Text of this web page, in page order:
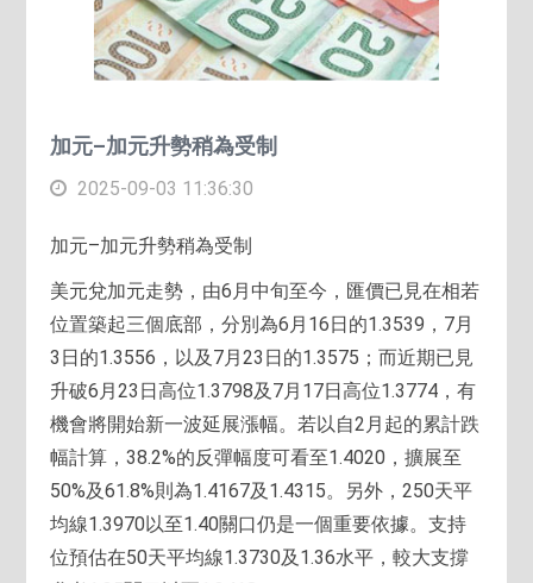
加元–加元升勢稍為受制
2025-09-03 11:36:30
加元–加元升勢稍為受制
美元兌加元走勢，由6月中旬至今，匯價已見在相若
位置築起三個底部，分別為6月16日的1.3539，7月
3日的1.3556，以及7月23日的1.3575；而近期已見
升破6月23日高位1.3798及7月17日高位1.3774，有
機會將開始新一波延展漲幅。若以自2月起的累計跌
幅計算，38.2%的反彈幅度可看至1.4020，擴展至
50%及61.8%則為1.4167及1.4315。另外，250天平
均線1.3970以至1.40關口仍是一個重要依據。支持
位預估在50天平均線1.3730及1.36水平，較大支撐